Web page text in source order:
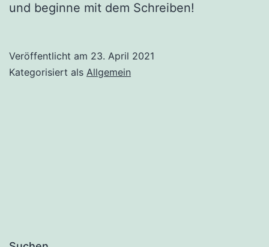
und beginne mit dem Schreiben!
Veröffentlicht am 23. April 2021
Kategorisiert als Allgemein